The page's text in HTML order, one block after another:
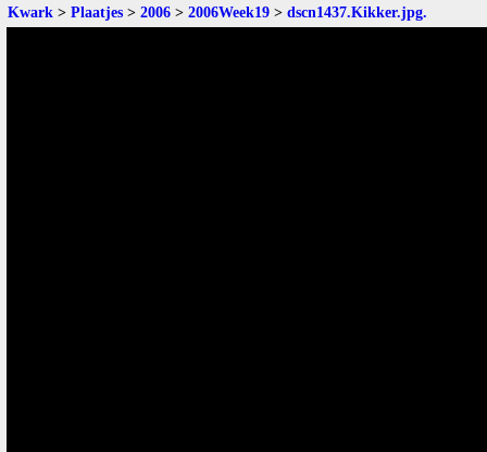
Kwark > Plaatjes > 2006 > 2006Week19 > dscn1437.Kikker.jpg.